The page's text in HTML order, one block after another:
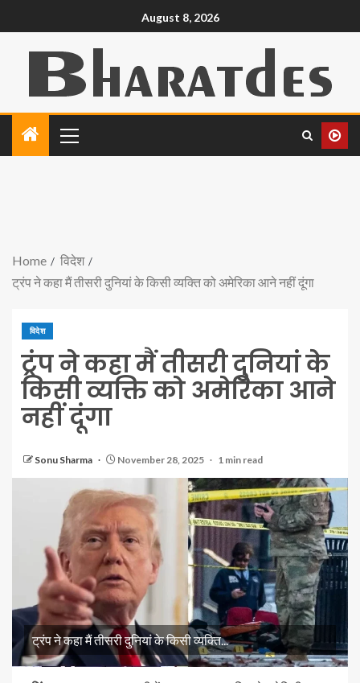
August 8, 2026
Home
विदेश
ट्रंप ने कहा मैं तीसरी दुनियां के किसी व्यक्ति को अमेरिका आने नहीं दूंगा
विदेश
ट्रंप ने कहा मैं तीसरी दुनियां के
किसी व्यक्ति को अमेरिका आने
नहीं दूंगा
Sonu Sharma November 28, 2025 1 min read
ट्रंप ने कहा मैं तीसरी दुनियां के किसी व्यक्ति...